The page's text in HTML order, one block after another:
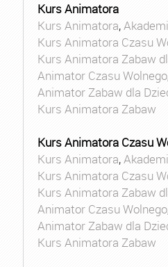
Kurs Animatora
Kurs Animatora,
Kurs Animatora Czasu
Kurs Animatora Zabaw
Animator Czasu Wolnego
Animator Zabaw dla
Kurs Animatora Zabaw
Kurs Animatora Czasu
Kurs Animatora,
Kurs Animatora Czasu
Kurs Animatora Zabaw
Animator Czasu Wolnego
Animator Zabaw dla
Kurs Animatora Zabaw